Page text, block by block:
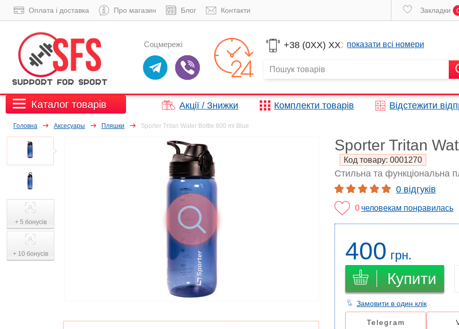
Оплата і доставка Про магазин Блог Контакти Закладки
Соцмережі +38 (0XX) XXXпоказати всі номери
Каталог товарів Акції / Знижки Комплекти товарів Відстежити
Головна Аксесуары Пляшки Sporter Tritan Water Bottle 800 ml Blue
+ 5 бонусів
+ 10 бонусів
Sporter Tritan
Код товару: 0001270
Стильна та функціональна
0 відгуків
0 человекам понравилась
400 грн.
Купити
Замовити в один клік
Telegram